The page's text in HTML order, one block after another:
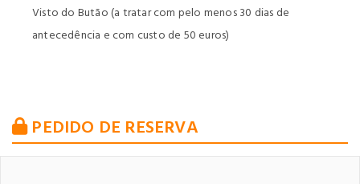
Visto do Butão (a tratar com pelo menos 30 dias de
antecedência e com custo de 50 euros)
PEDIDO DE RESERVA